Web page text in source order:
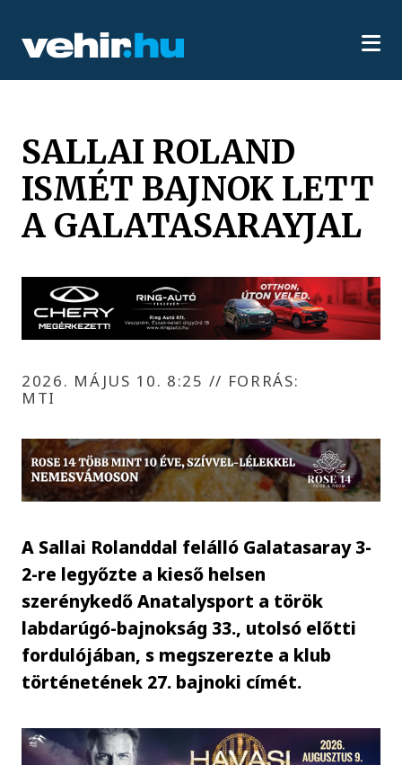
SALLAI ROLAND
ISMÉT BAJNOK LETT
A GALATASARAYJAL
2026. MÁJUS 10. 8:25 // FORRÁS:
MTI
A Sallai Rolanddal felálló Galatasaray 3-
2-re legyőzte a kieső helsen
szerénykedő Anatalysport a török
labdarúgó-bajnokság 33., utolsó előtti
fordulójában, s megszerezte a klub
történetének 27. bajnoki címét.